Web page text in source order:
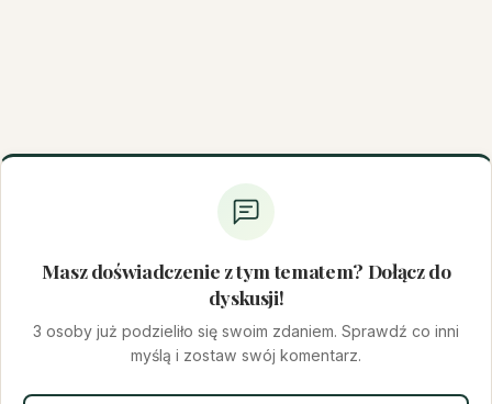
Masz doświadczenie z tym tematem? Dołącz do
dyskusji!
3 osoby już podzieliło się swoim zdaniem. Sprawdź co inni
myślą i zostaw swój komentarz.